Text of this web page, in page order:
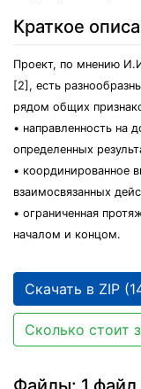
Краткое
Проект, по мнению
[2], есть
рядом общих
• направленность на
определенных
• координированное
взаимосвязанных
• ограниченная
началом и концом.
Скачать в ZIP
Сколько стоит